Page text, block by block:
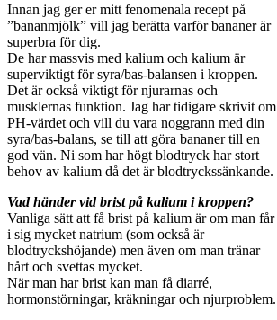
Innan jag ger er mitt fenomenala recept på
”bananmjölk” vill jag berätta varför bananer är
superbra för dig.
De har massvis med kalium och kalium är
superviktigt för syra/bas-balansen i kroppen.
Det är också viktigt för njurarnas och
musklernas funktion. Jag har tidigare skrivit om
PH-värdet och vill du vara noggrann med din
syra/bas-balans, se till att göra bananer till en
god vän. Ni som har högt blodtryck har stort
behov av kalium då det är blodtryckssänkande.
Vad händer vid brist på kalium i kroppen?
Vanliga sätt att få brist på kalium är om man får
i sig mycket natrium (som också är
blodtryckshöjande) men även om man tränar
hårt och svettas mycket.
När man har brist kan man få diarré,
hormonstörningar, kräkningar och njurproblem.